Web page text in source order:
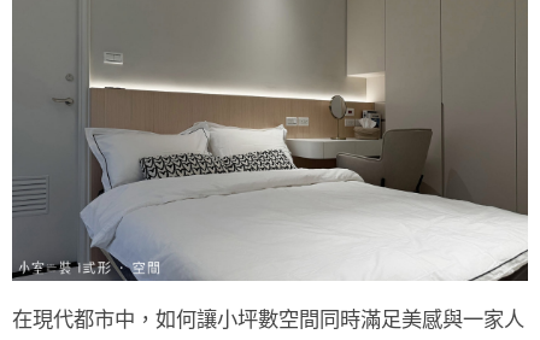
在現代都市中，如何讓小坪數空間同時滿足美感與一家人